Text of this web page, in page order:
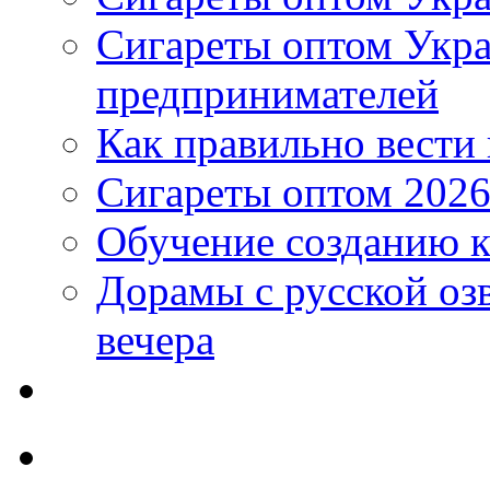
Сигареты оптом
предпринимателей
Как правильно
Сигареты оптом
Обучение созданию
Дорамы с русской
вечера